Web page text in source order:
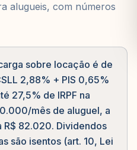
alugueis, com números
sobre locação é de
2,88% + PIS 0,65%
27,5% de IRPF na
mês de aluguel, a
R$ 82.020. Dividendos
são isentos (art. 10, Lei